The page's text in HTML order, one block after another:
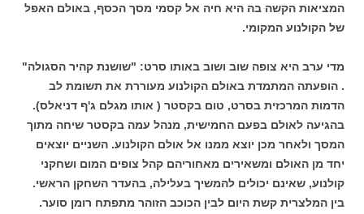
המציאות הקשה בה היא חיה אל קסמי מסך הכסף, באולם האפל
של הקולנוע המקומי.
מדי ערב היא צופה שוב ושוב באותו סרט: "שושנת קהיר הסגולה"
. הופעתה המתמדת באולם הקולנוע מעוררת את תשומת לב
הדמות המרכזית בסרט, טום בקסטר ( אותו מגלם ג'ף דניאלס).
בהגיעה לאולם בפעם החמישית, מנהל עמה בקסטר שיחה מתוך
המסך ולאחר מכן יוצא ממנו אל אולם הקולנוע. השניים יוצאים
יחד מן האולם ומשאירים מאחוריהם קהל צופים המום ושחקני
קולנוע, שאינם יכולים להמשיך בעלילה, בהעדר השחקן הראשי.
בין המלצרית קשת היום לבין הכוכב הזוהר מתפתח רומן סוער.